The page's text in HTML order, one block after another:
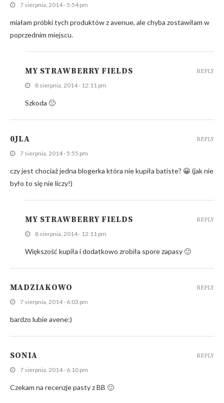
7 sierpnia, 2014 - 5:54 pm
miałam próbki tych produktów z avenue, ale chyba zostawiłam w
poprzednim miejscu.
MY STRAWBERRY FIELDS
8 sierpnia, 2014 - 12:11 pm
Szkoda 🙁
REPLY
0JLA
7 sierpnia, 2014 - 5:55 pm
czy jest chociaż jedna blogerka która nie kupiła batiste? 😀 (jak nie
było to się nie liczy!)
REPLY
MY STRAWBERRY FIELDS
8 sierpnia, 2014 - 12:11 pm
Większość kupiła i dodatkowo zrobiła spore zapasy 🙂
REPLY
MADZIAKOWO
7 sierpnia, 2014 - 6:03 pm
bardzo lubie avene:)
REPLY
SONIA
7 sierpnia, 2014 - 6:10 pm
Czekam na recenzje pasty z BB 🙂
REPLY